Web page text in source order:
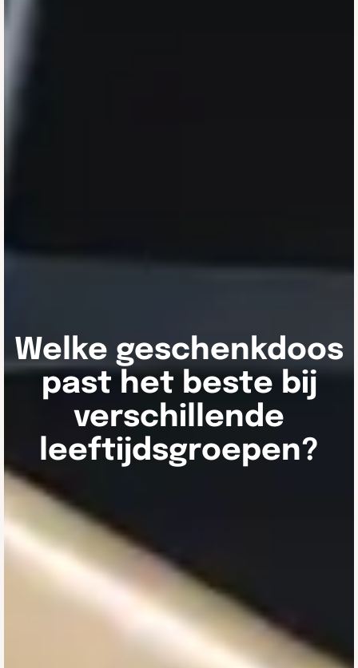
Welke geschenkdoos
past het beste bij
verschillende
leeftijdsgroepen?